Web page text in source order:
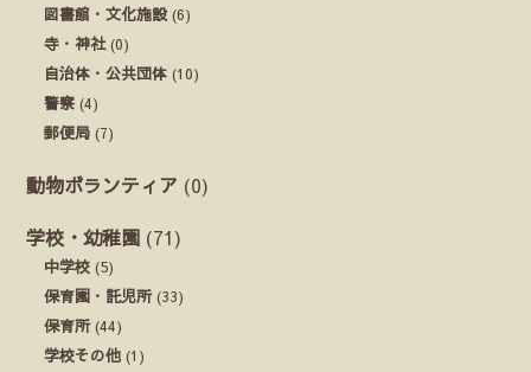
図書館・文化施設(6)
寺・神社(0)
自治体・公共団体 (10)
警察 (4)
郵便局 (7)
動物ボランティア (0)
学校・幼稚園 (71)
中学校 (5)
保育園・託児所(33)
保育所(44)
学校その他 (1)